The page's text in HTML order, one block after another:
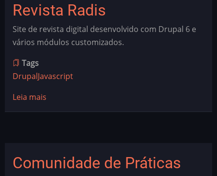
e
Revista Radis
Site de revista digital desenvolvido com Drupal 6 e
vários módulos customizados.
Tags
DrupalJavascript
Leia mais
Revista
Comunidade de Práticas